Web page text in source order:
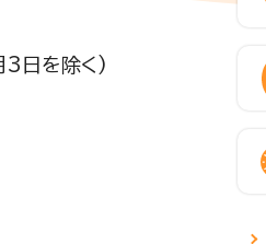
3日を除く)